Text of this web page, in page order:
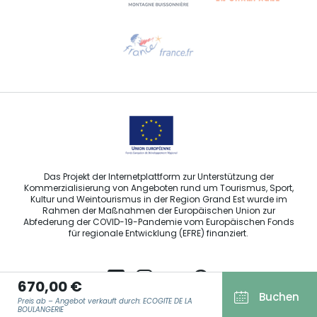
670,00 €
Preis ab – Angebot verkauft durch: ECOGITE DE LA
BOULANGERIE
Buchen
Sprechen Sie uns per E-Mail an
Das Projekt der Internetplattform zur Unterstützung der
Kommerzialisierung von Angeboten rund um Tourismus, Sport,
Kultur und Weintourismus in der Region Grand Est wurde im
Rahmen der Maßnahmen der Europäischen Union zur
Abfederung der COVID-19-Pandemie vom Europäischen Fonds
für regionale Entwicklung (EFRE) finanziert.
Agence Régionale du Tourisme Grand Est ©2026 - Alle Rechte